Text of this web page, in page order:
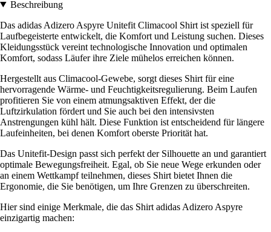
Beschreibung
Das adidas Adizero Aspyre Unitefit Climacool Shirt ist speziell für
Laufbegeisterte entwickelt, die Komfort und Leistung suchen. Dieses
Kleidungsstück vereint technologische Innovation und optimalen
Komfort, sodass Läufer ihre Ziele mühelos erreichen können.
Hergestellt aus Climacool-Gewebe, sorgt dieses Shirt für eine
hervorragende Wärme- und Feuchtigkeitsregulierung. Beim Laufen
profitieren Sie von einem atmungsaktiven Effekt, der die
Luftzirkulation fördert und Sie auch bei den intensivsten
Anstrengungen kühl hält. Diese Funktion ist entscheidend für längere
Laufeinheiten, bei denen Komfort oberste Priorität hat.
Das Unitefit-Design passt sich perfekt der Silhouette an und garantiert
optimale Bewegungsfreiheit. Egal, ob Sie neue Wege erkunden oder
an einem Wettkampf teilnehmen, dieses Shirt bietet Ihnen die
Ergonomie, die Sie benötigen, um Ihre Grenzen zu überschreiten.
Hier sind einige Merkmale, die das Shirt adidas Adizero Aspyre
einzigartig machen: